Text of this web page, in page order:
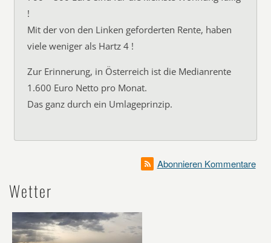
!
Mit der von den Linken geforderten Rente, haben
viele weniger als Hartz 4 !
Zur Erinnerung, in Österreich ist die Medianrente
1.600 Euro Netto pro Monat.
Das ganz durch ein Umlageprinzip.
Abonnieren Kommentare
Wetter